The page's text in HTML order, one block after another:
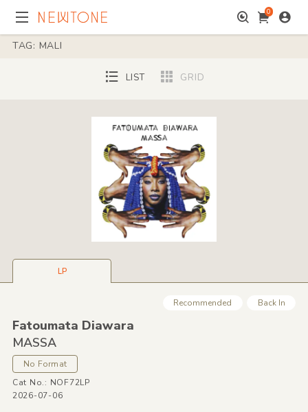
0
TAG: MALI
LIST GRID
LP
Recommended Back In
Fatoumata Diawara
MASSA
No Format
Cat No.: NOF72LP
2026-07-06